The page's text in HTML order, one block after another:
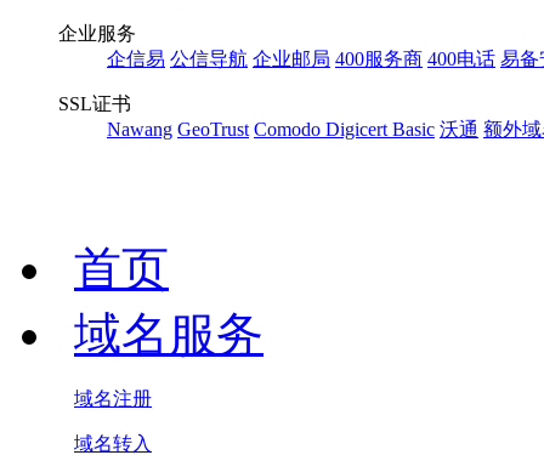
企业服务
企信易 公信导航 企业邮局 400服务商 400电话 易备
SSL证书
Nawang GeoTrust Comodo Digicert Basic 沃通 额外
首页
域名服务
域名注册
域名转入